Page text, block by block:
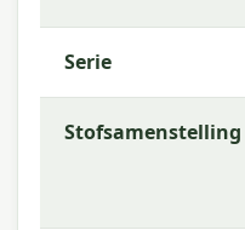
Met Madison kies je
tuinkussens met een
en uitstekend
kunt maken voor
Serie
Stofsamenstelling